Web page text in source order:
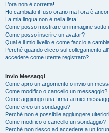
L’ora non è corretta!
Ho cambiato il fuso orario ma l’ora è
La mia lingua non è nella lista!
Come posso mostrare un’immagine sotto
Come posso inserire un avatar?
Qual è il mio livello e come faccio a
Perché quando clicco sul collegamento
accedere come utente registrato?
Invio Messaggi
Come apro un argomento o invio un
Come modifico o cancello un messaggio?
Come aggiungo una firma ai miei
Come creo un sondaggio?
Perché non è possibile aggiungere
Come modifico o cancello un sondaggio?
Perché non riesco ad accedere a un